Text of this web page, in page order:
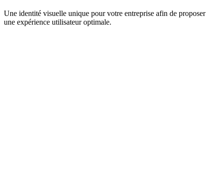
Une identité visuelle unique pour votre entreprise afin de proposer
une expérience utilisateur optimale.